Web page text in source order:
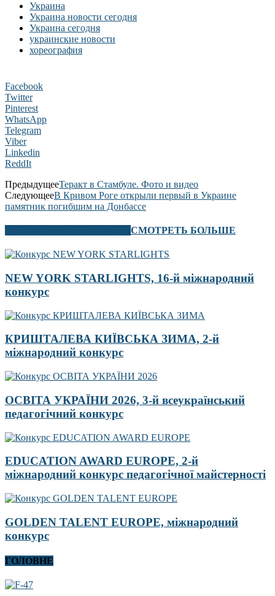
Украина
Украина новости сегодня
Украина сегодня
украинские новости
хореография
Facebook
Twitter
Pinterest
WhatsApp
Telegram
Viber
Linkedin
ReddIt
ПредыдущееТеракт в Стамбуле. Фото и видео
СледующееВ Кривом Роге открыли первый в Украине
памятник погибшим на Донбассе
СМОТРЕТЬ БОЛЬШЕ
NEW YORK STARLIGHTS, 16-й міжнародний
конкурс
КРИШТАЛЕВА КИЇВСЬКА ЗИМА, 2-й
міжнародний конкурс
ОСВІТА УКРАЇНИ 2026, 3-й всеукраїнський
педагогічний конкурс
EDUCATION AWARD EUROPE, 2-й
міжнародний конкурс педагогічної майстерності
GOLDEN TALENT EUROPE, міжнародний
конкурс
ГОЛОВНЕ